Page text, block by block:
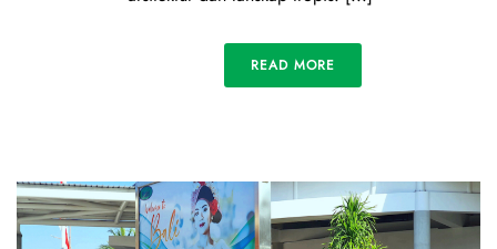
READ MORE